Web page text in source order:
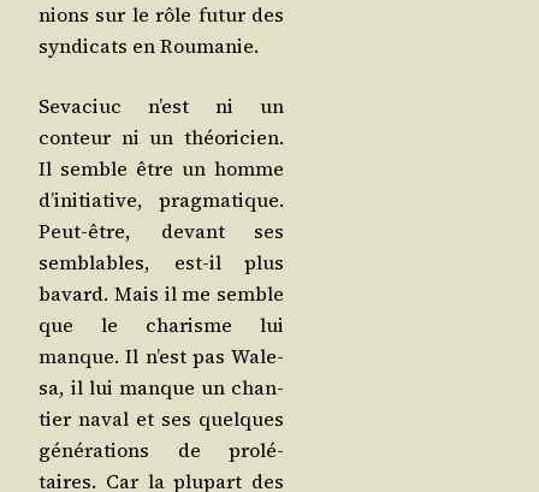
nions sur le rôle futur des
syn­di­cats en Roumanie.
Seva­ciuc n’est ni un
conteur ni un théo­ri­cien.
Il semble être un homme
d’i­ni­tia­tive, prag­ma­tique.
Peut-être, devant ses
sem­blables, est-il plus
bavard. Mais il me semble
que le cha­risme lui
manque. Il n’est pas Wale­
sa, il lui manque un chan­
tier naval et ses quelques
géné­ra­tions de pro­lé­
taires. Car la plu­part des